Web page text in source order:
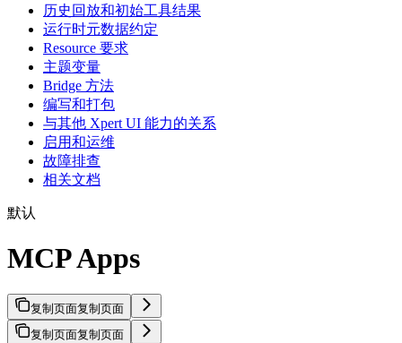
历史回放和初始工具结果
运行时元数据约定
Resource 要求
主题变量
Bridge 方法
编写和打包
与其他 Xpert UI 能力的关系
启用和运维
故障排查
相关文档
默认
MCP Apps
复制页面复制页面
复制页面复制页面